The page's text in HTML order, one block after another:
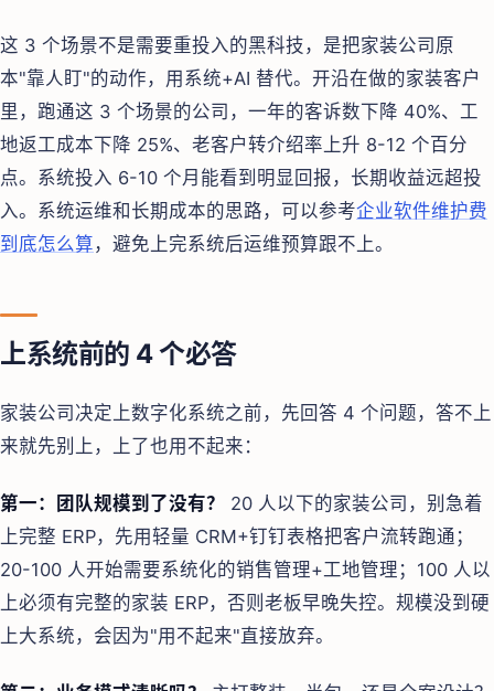
这 3 个场景不是需要重投入的黑科技，是把家装公司原
本"靠人盯"的动作，用系统+AI 替代。开沿在做的家装客户
里，跑通这 3 个场景的公司，一年的客诉数下降 40%、工
地返工成本下降 25%、老客户转介绍率上升 8-12 个百分
点。系统投入 6-10 个月能看到明显回报，长期收益远超投
入。系统运维和长期成本的思路，可以参考企业软件维护费
到底怎么算 ，避免上完系统后运维预算跟不上。
上系统前的 4 个必答
家装公司决定上数字化系统之前，先回答 4 个问题，答不上
来就先别上，上了也用不起来：
第一：团队规模到了没有？
20 人以下的家装公司，别急着
上完整 ERP，先用轻量 CRM+钉钉表格把客户流转跑通；
20-100 人开始需要系统化的销售管理+工地管理；100 人以
上必须有完整的家装 ERP，否则老板早晚失控。规模没到硬
上大系统，会因为"用不起来"直接放弃。